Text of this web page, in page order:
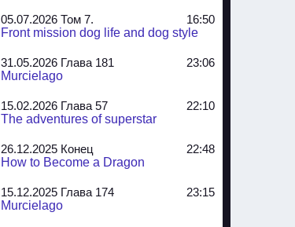
05.07.2026 Том 7.
16:50
Front mission dog life and dog style
31.05.2026 Глава 181
23:06
Murcielago
15.02.2026 Глава 57
22:10
The adventures of superstar
26.12.2025 Конец
22:48
How to Become a Dragon
15.12.2025 Глава 174
23:15
Murcielago